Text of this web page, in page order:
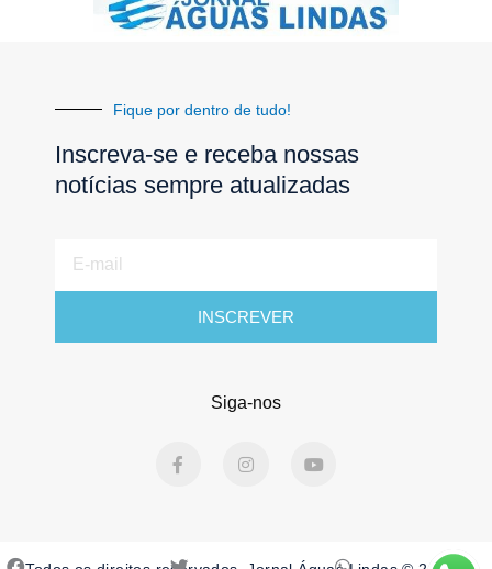
Fique por dentro de tudo!
Inscreva-se e receba nossas
notícias sempre atualizadas
mail
INSCREVER
Siga-nos
a
o
n
o